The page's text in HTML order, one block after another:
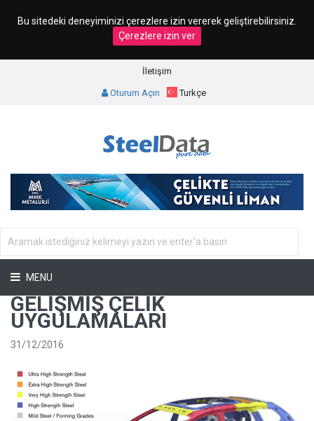
Bu sitedeki deneyiminizi çerezlere izin vererek geliştirebilirsiniz.
Çerezlere izin ver
İletişim
Oturum Açın Turkçe
MENU
GELIŞMIŞ ÇELIK
UYGULAMALARI
31/12/2016